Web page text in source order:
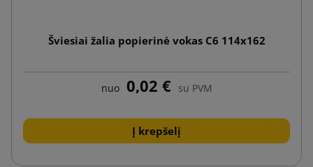
Šviesiai žalia popierinė vokas C6 114x162
nuo 0,02 € su PVM
Į krepšelį